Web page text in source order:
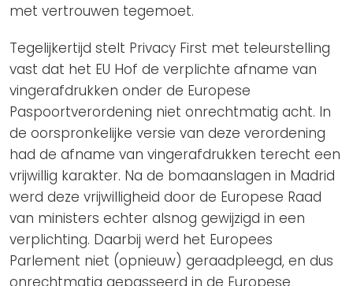
met vertrouwen tegemoet.
Tegelijkertijd stelt Privacy First met teleurstelling
vast dat het EU Hof de verplichte afname van
vingerafdrukken onder de Europese
Paspoortverordening niet onrechtmatig acht. In
de oorspronkelijke versie van deze verordening
had de afname van vingerafdrukken terecht een
vrijwillig karakter. Na de bomaanslagen in Madrid
werd deze vrijwilligheid door de Europese Raad
van ministers echter alsnog gewijzigd in een
verplichting. Daarbij werd het Europees
Parlement niet (opnieuw) geraadpleegd, en dus
onrechtmatig gepasseerd in de Europese